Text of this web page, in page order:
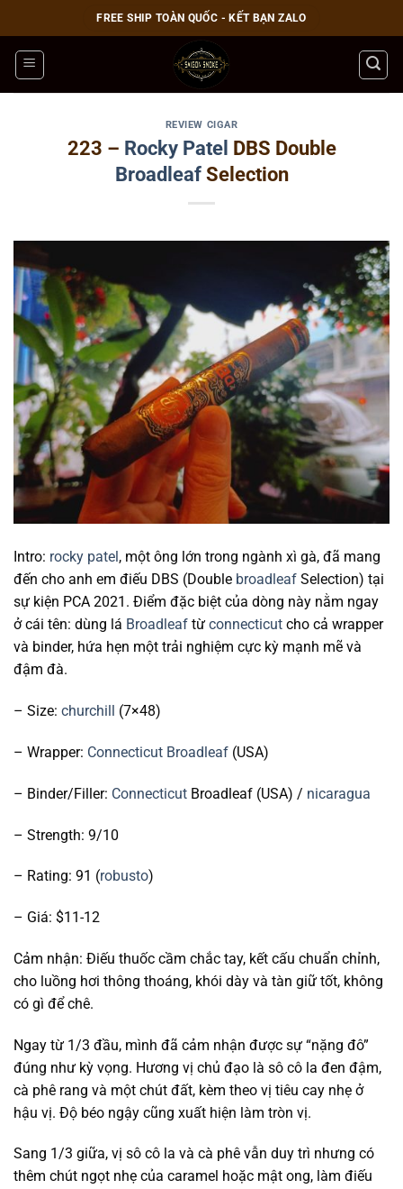
qua
nội
dung
FREE SHIP TOÀN QUỐC - KẾT BẠN ZALO
REVIEW CIGAR
223 – Rocky Patel DBS Double
BroadleafSelection
Intro: rocky patel , một ông lớn trong ngành xì gà, đã mang
đến cho anh em điếu DBS (Double broadleaf Selection) tại
sự kiện PCA 2021. Điểm đặc biệt của dòng này nằm ngay
ở cái tên: dùng lá Broadleaf từ connecticut cho cả wrapper
và binder, hứa hẹn một trải nghiệm cực kỳ mạnh mẽ và
đậm đà.
– Size: churchill (7×48)
– Wrapper: Connecticut Broadleaf (USA)
– Binder/Filler: Connecticut Broadleaf (USA) / nicaragua
– Strength: 9/10
– Rating: 91 (robusto)
– Giá: $11-12
Cảm nhận: Điếu thuốc cầm chắc tay, kết cấu chuẩn chỉnh,
cho luồng hơi thông thoáng, khói dày và tàn giữ tốt, không
có gì để chê.
Ngay từ 1/3 đầu, mình đã cảm nhận được sự “nặng đô”
đúng như kỳ vọng. Hương vị chủ đạo là sô cô la đen đậm,
cà phê rang và một chút đất, kèm theo vị tiêu cay nhẹ ở
hậu vị. Độ béo ngậy cũng xuất hiện làm tròn vị.
Sang 1/3 giữa, vị sô cô la và cà phê vẫn duy trì nhưng có
thêm chút ngọt nhẹ của caramel hoặc mật ong, làm điếu